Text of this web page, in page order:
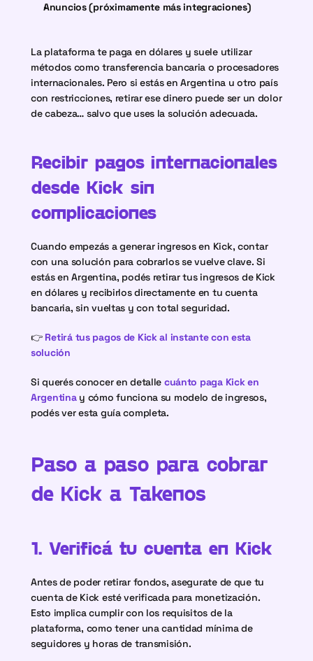
Anuncios (próximamente más integraciones)
La plataforma te paga en dólares y suele utilizar
métodos como transferencia bancaria o procesadores
internacionales. Pero si estás en Argentina u otro país
con restricciones, retirar ese dinero puede ser un dolor
de cabeza… salvo que uses la solución adecuada.
Recibir pagos internacionales
desde Kick sin
complicaciones
Cuando empezás a generar ingresos en Kick, contar
con una solución para cobrarlos se vuelve clave. Si
estás en Argentina, podés retirar tus ingresos de Kick
en dólares y recibirlos directamente en tu cuenta
bancaria, sin vueltas y con total seguridad.
👉 Retirá tus pagos de Kick al instante con esta
solución
Si querés conocer en detalle cuánto paga Kick en
Argentina y cómo funciona su modelo de ingresos,
podés ver esta guía completa.
Paso a paso para cobrar
de Kick a Takenos
1. Verificá tu cuenta en Kick
Antes de poder retirar fondos, asegurate de que tu
cuenta de Kick esté verificada para monetización.
Esto implica cumplir con los requisitos de la
plataforma, como tener una cantidad mínima de
seguidores y horas de transmisión.